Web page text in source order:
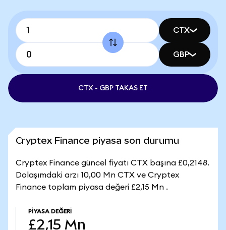
CTX
GBP
CTX - GBP TAKAS ET
Cryptex Finance piyasa son durumu
Cryptex Finance güncel fiyatı CTX başına £0,2148.
Dolaşımdaki arzı 10,00 Mn CTX ve Cryptex
Finance toplam piyasa değeri £2,15 Mn .
PIYASA DEĞERI
£2,15 Mn